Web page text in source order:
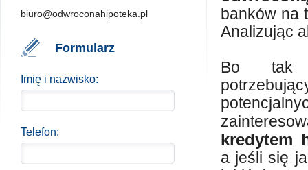
biuro@odwroconahipoteka.pl
Formularz
Imię i nazwisko:
Telefon:
banków na
Analizując
Bo tak
kredytem
a jeśli się